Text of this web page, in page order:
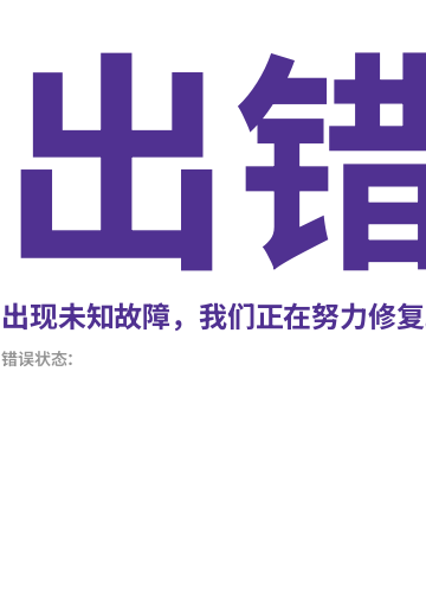
出
出现未知故障，我们正在努力修复
错误状态：